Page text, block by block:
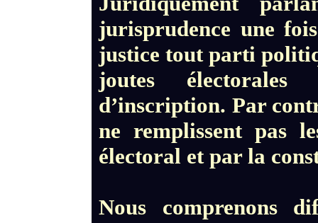
jurisprudence une
justice tout parti
joutes
d’inscription. Par
ne remplissent pas
électoral et par la
Nous comprenons